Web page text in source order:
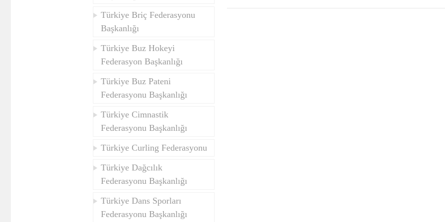
Türkiye Briç Federasyonu
Başkanlığı
Türkiye Buz Hokeyi
Federasyon Başkanlığı
Türkiye Buz Pateni
Federasyonu Başkanlığı
Türkiye Cimnastik
Federasyonu Başkanlığı
Türkiye Curling Federasyonu
Türkiye Dağcılık
Federasyonu Başkanlığı
Türkiye Dans Sporları
Federasyonu Başkanlığı
Disiplin Talimatı
Onay Tarihi:08.10.2022
Pony Talimatı